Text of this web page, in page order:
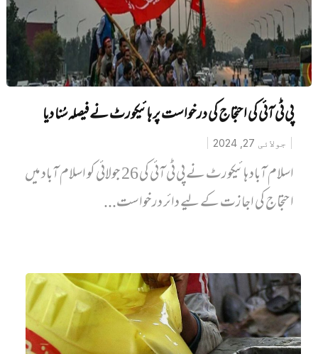
پی ٹی آئی کی احتجاج کی درخواست پر ہائیکورٹ نے فیصلہ سُنا دیا
جولائی 27, 2024
اسلام آباد ہائیکورٹ نے پی ٹی آئی کی 26 جولائی کو اسلام آباد میں
احتجاج کی اجازت کے لیے دائر درخواست...